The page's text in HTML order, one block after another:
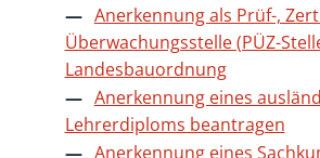
Anerkennung als Prüf-,
Überwachungsstelle (PÜZ-
Landesbauordnung
Anerkennung eines
Lehrerdiploms beantragen
Anerkennung eines